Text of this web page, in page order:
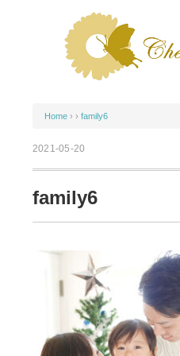
Home › › family6
2021-05-20
family6